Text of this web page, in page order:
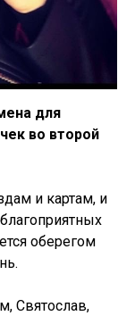
для
во второй
и картам, и
оберегом
Святослав,